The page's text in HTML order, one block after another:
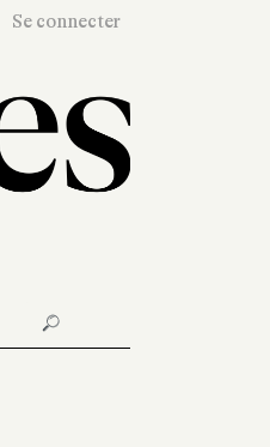
Se connecter
🔎